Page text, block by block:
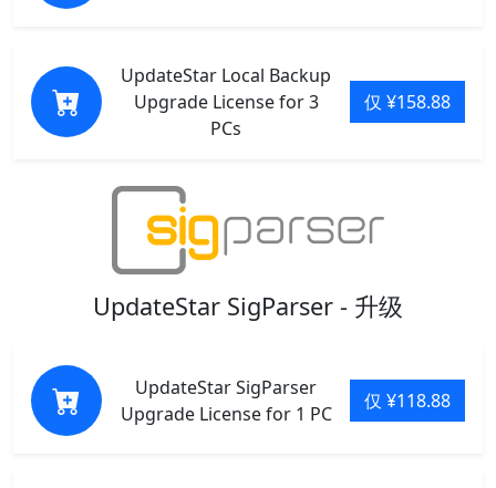
UpdateStar Local Backup
Upgrade License for 3
PCs
仅 ¥158.88
UpdateStar SigParser - 升级
UpdateStar SigParser
Upgrade License for 1 PC
仅 ¥118.88